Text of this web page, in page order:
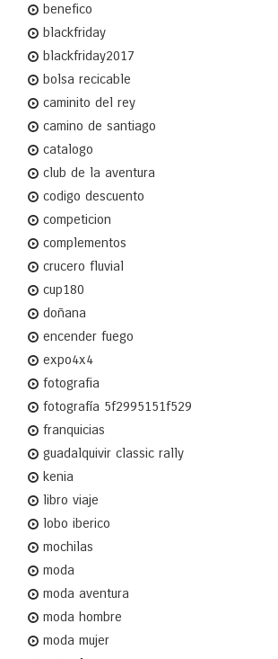
benefico
blackfriday
blackfriday2017
bolsa recicable
caminito del rey
camino de santiago
catalogo
club de la aventura
codigo descuento
competicion
complementos
crucero fluvial
cup180
doñana
encender fuego
expo4x4
fotografia
fotografía 5f2995151f529
franquicias
guadalquivir classic rally
kenia
libro viaje
lobo iberico
mochilas
moda
moda aventura
moda hombre
moda mujer